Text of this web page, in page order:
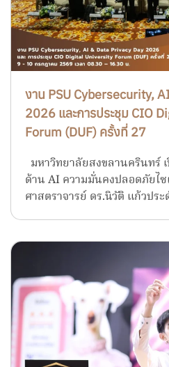
งาน PSU Cybersecurity,
2026 และการประชุม CIO
Forum (DUF) ครั้งที่ 27
มหาวิทยาลัยสงขลานครินทร์
ด้าน AI ความมั่นคงปลอดภัยไซ
ศาสตราจารย์ ดร.นิวัติ แก้วปร